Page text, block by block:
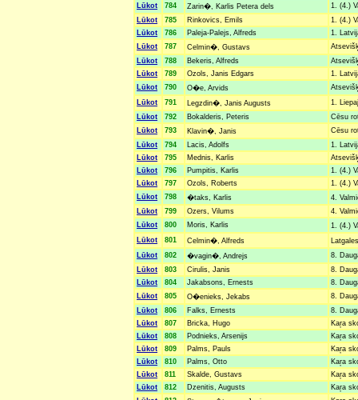
Lūkot
784 Zarin�, Karlis Petera dels
1. (4.)
Lūkot
785 Rinkovics, Emils
1. (4.)
Lūkot
786 Paleja-Palejs, Alfreds
1.
Lūkot
787 Celmin�, Gustavs
Lūkot
788 Bekeris, Alfreds
Lūkot
789 Ozols, Janis Edgars
1.
Lūkot
790 O�e, Arvids
Lūkot
791 Legzdin�, Janis Augusts
1.
Lūkot
792 Bokalderis, Peteris
Cēsu
Lūkot
793 Klavin�, Janis
Cēsu
Lūkot
794 Lacis, Adolfs
1.
Lūkot
795 Mednis, Karlis
Lūkot
796 Pumpitis, Karlis
1. (4.)
Lūkot
797 Ozols, Roberts
1. (4.)
Lūkot
798 �taks, Karlis
4.
Lūkot
799 Ozers, Vilums
4.
Lūkot
800 Moris, Karlis
1. (4.)
Lūkot
801 Celmin�, Alfreds
Lūkot
802 �vagin�, Andrejs
8.
Lūkot
803 Cirulis, Janis
8.
Lūkot
804 Jakabsons, Ernests
8.
Lūkot
805 O�enieks, Jekabs
8.
Lūkot
806 Falks, Ernests
8.
Lūkot
807 Bricka, Hugo
Kaŗa
Lūkot
808 Podnieks, Arsenijs
Kaŗa
Lūkot
809 Palms, Pauls
Kaŗa
Lūkot
810 Palms, Otto
Kaŗa
Lūkot
811 Skalde, Gustavs
Kaŗa
Lūkot
812 Dzenitis, Augusts
Kaŗa